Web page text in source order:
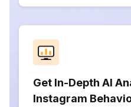
Get In-Depth AI
Instagram